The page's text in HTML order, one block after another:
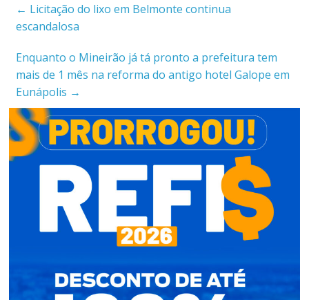
← Licitação do lixo em Belmonte continua
escandalosa
Enquanto o Mineirão já tá pronto a prefeitura tem
mais de 1 mês na reforma do antigo hotel Galope em
Eunápolis →